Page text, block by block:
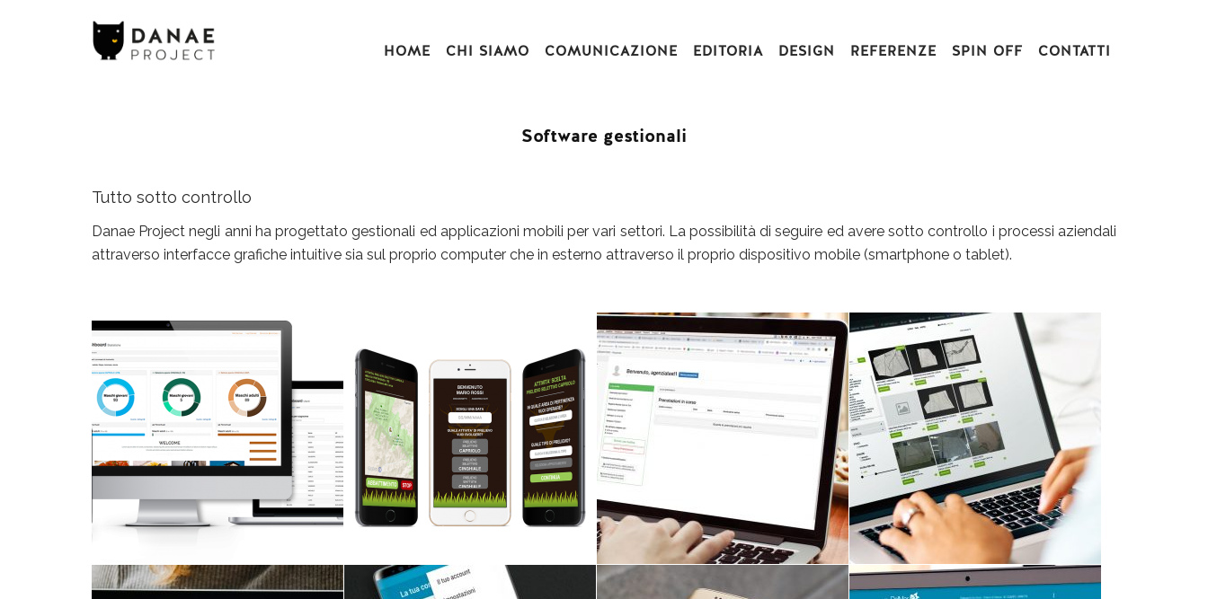
HOME CHI SIAMO COMUNICAZIONE EDITORIA DESIGN REFERENZE SPIN OFF CONTATTI
Software gestionali
Tutto sotto controllo
Danae Project negli anni ha progettato gestionali ed applicazioni mobili per vari settori. La possibilità di seguire ed avere sotto controllo i processi aziendali
attraverso interfacce grafiche intuitive sia sul proprio computer che in esterno attraverso il proprio dispositivo mobile (smartphone o tablet).